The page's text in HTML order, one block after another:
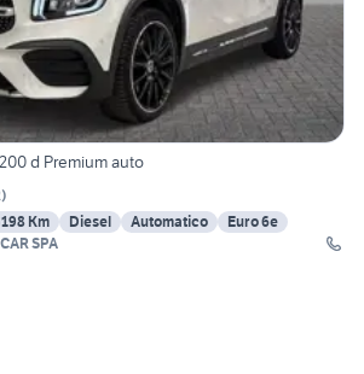
d Premium auto
)
Km Diesel Automatico
Euro 6e
SPA